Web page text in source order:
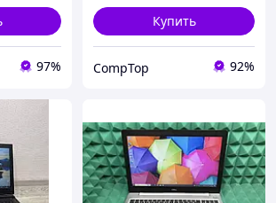
97%
Купить
CompTop 92%